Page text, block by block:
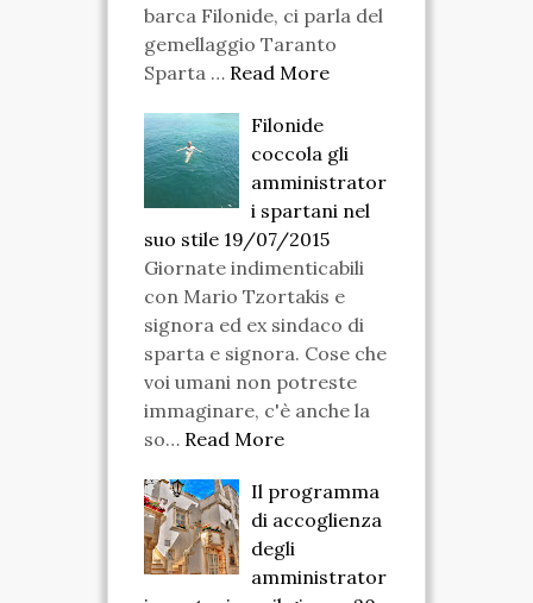
barca Filonide, ci parla del
gemellaggio Taranto
Sparta … Read More
Filonide
coccola gli
amministrator
i spartani nel
suo stile 19/07/2015
Giornate indimenticabili
con Mario Tzortakis e
signora ed ex sindaco di
sparta e signora. Cose che
voi umani non potreste
immaginare, c'è anche la
so… Read More
Il programma
di accoglienza
degli
amministrator